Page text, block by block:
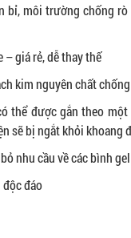
bỉ, môi trường chống rò
giá rẻ, dễ thay thế
kim nguyên chất
thể được gắn theo
sẽ bị ngắt khỏi khoang
nhu cầu về các bình
đáo